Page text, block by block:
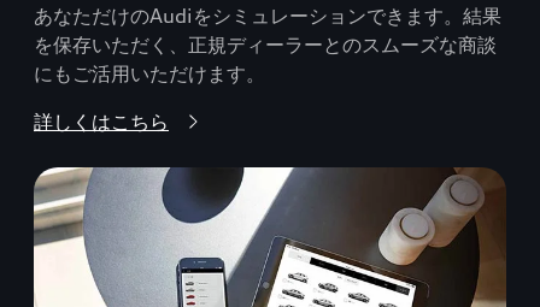
あなただけのAudiをシミュレーションできます。結果
を保存いただく、正規ディーラーとのスムーズな商談
にもご活用いただけます。
詳しくはこちら